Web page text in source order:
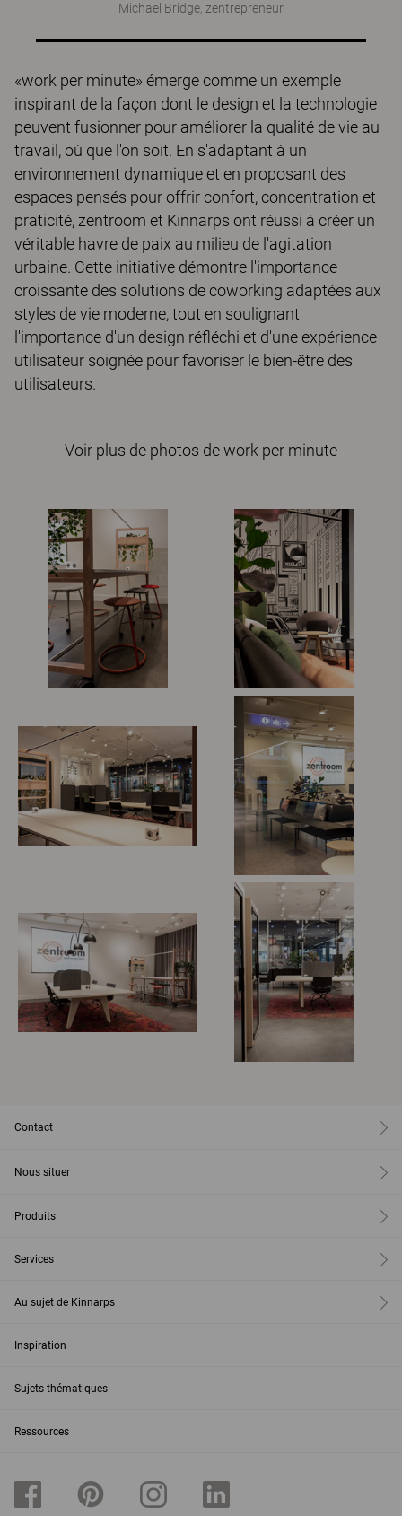
Michael Bridge, zentrepreneur
«work per minute» émerge comme un exemple
inspirant de la façon dont le design et la technologie
peuvent fusionner pour améliorer la qualité de vie au
travail, où que l'on soit. En s'adaptant à un
environnement dynamique et en proposant des
espaces pensés pour offrir confort, concentration et
praticité, zentroom et Kinnarps ont réussi à créer un
véritable havre de paix au milieu de l'agitation
urbaine. Cette initiative démontre l'importance
croissante des solutions de coworking adaptées aux
styles de vie moderne, tout en soulignant
l'importance d'un design réfléchi et d'une expérience
utilisateur soignée pour favoriser le bien-être des
utilisateurs.
Voir plus de photos de work per minute
Contact
Nous situer
Produits
Services
Au sujet de Kinnarps
Inspiration
Sujets thématiques
Ressources